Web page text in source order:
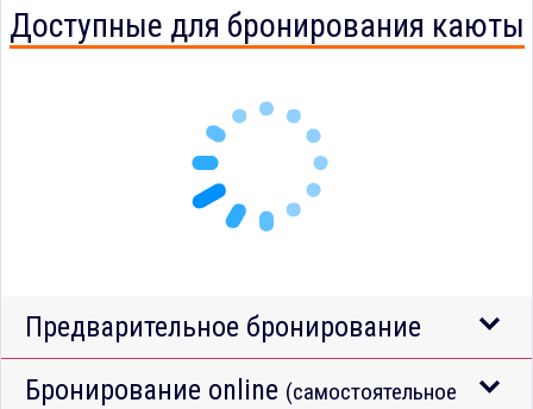
Доступные для бронирования каюты
Предварительное бронирование
Бронирование online (самостоятельное